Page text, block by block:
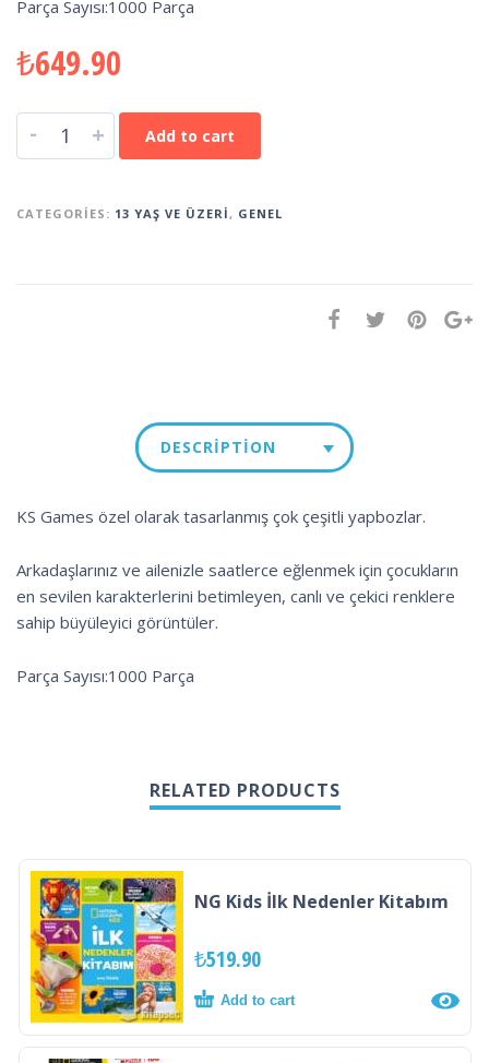
Parça Sayısı:1000 Parça
₺649.90
- + Add to cart
CATEGORIES: 13 YAŞ VE ÜZERI, GENEL
DESCRIPTION
KS Games özel olarak tasarlanmış çok çeşitli yapbozlar.
Arkadaşlarınız ve ailenizle saatlerce eğlenmek için çocukların
en sevilen karakterlerini betimleyen, canlı ve çekici renklere
sahip büyüleyici görüntüler.
Parça Sayısı:1000 Parça
RELATED PRODUCTS
NG Kids İlk Nedenler Kitabım
₺519.90
Add to cart